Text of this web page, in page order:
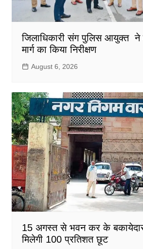
जिलाधिकारी संग पुलिस आयुक्त ने
मार्ग का किया निरीक्षण
August 6, 2026
15 अगस्त से भवन कर के
मिलेगी 100 प्रतिशत छूट